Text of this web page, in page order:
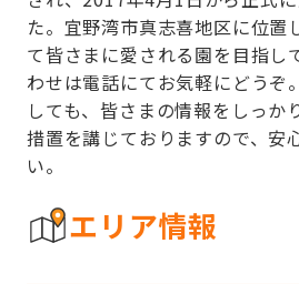
た。宜野湾市真志喜地区に位置
て皆さまに愛される園を目指し
わせは電話にてお気軽にどうぞ
しても、皆さまの情報をしっか
措置を講じておりますので、安
い。
エリア情報